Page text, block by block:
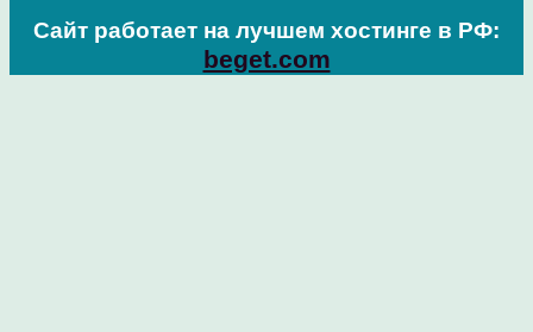
Сайт работает на лучшем хостинге в РФ:
beget.com